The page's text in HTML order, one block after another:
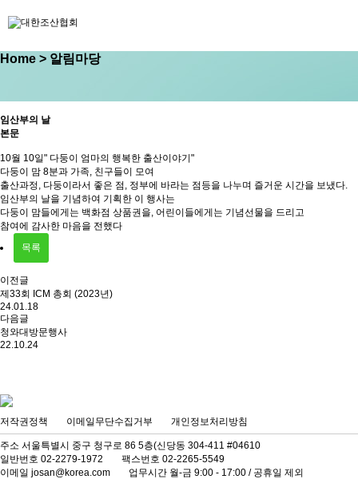
Home > 알림마당
임산부의 날
본문
10월 10일" 다둥이 엄마의 행복한 출산이야기"
다둥이 맘 8분과 가족, 친구들이 모여
출산과정, 다둥이라서 좋은 점, 정부에 바라는 점등을 나누며 즐거운 시간을 보냈다.
임산부의 날을 기념하여 기획한 이 행사는
다둥이 맘들에게는 백화점 상품권을, 어린이들에게는 기념선물을 드리고
참여에 감사한 마음을 전했다
목록
이전글
제33회 ICM 총회 (2023년)
24.01.18
다음글
청와대방문행사
22.10.24
저작권정책 이메일무단수집거부 개인정보처리방침
주소 서울특별시 중구 청구로 86 5층(신당동 304-411 #04610
일반번호 02-2279-1972
팩스번호 02-2265-5549
이메일 josan@korea.com
업무시간 월-금 9:00 - 17:00 / 공휴일 제외